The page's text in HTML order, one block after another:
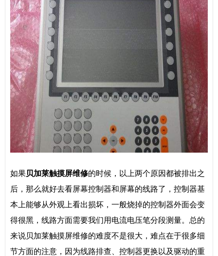
如果贝加莱触摸屏维修的时候，以上两个原因都被排出之
后，那么就好去看屏幕控制器和屏幕的线路了，控制器基
本上能够从外观上看出损坏，一般烧掉的控制器外面会变
得很黑，线路方面需要我们用电流电压笔分段测量。总的
来说贝加莱触摸屏维修的难度不是很大，难点在于很多细
节方面的注意，因为线路排查、控制器更换以及驱动的重